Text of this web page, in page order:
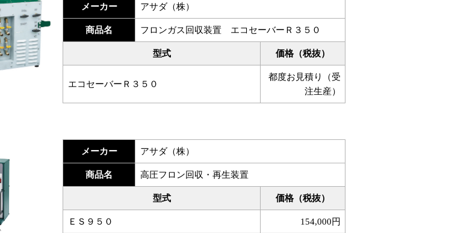
メーカー アサダ（株）
商品名 フロンガス回収装置 エコセーバーＲ３５０
型式 価格（税抜）
エコセーバーＲ３５０
都度お見積り（受
注生産）
メーカー アサダ（株）
商品名 高圧フロン回収・再生装置
型式 価格（税抜）
ＥＳ９５０ 154,000円